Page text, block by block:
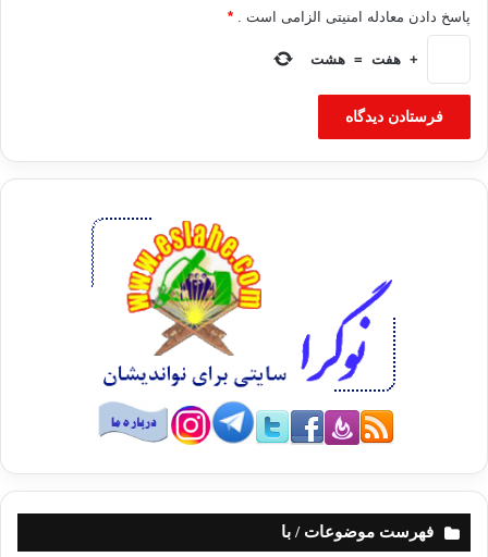
پاسخ دادن معادله امنیتی الزامی است . *
+ هفت = هشت
فهرست موضوعات / با